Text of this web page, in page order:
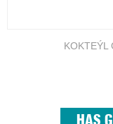
KOKTEÝL
HAS